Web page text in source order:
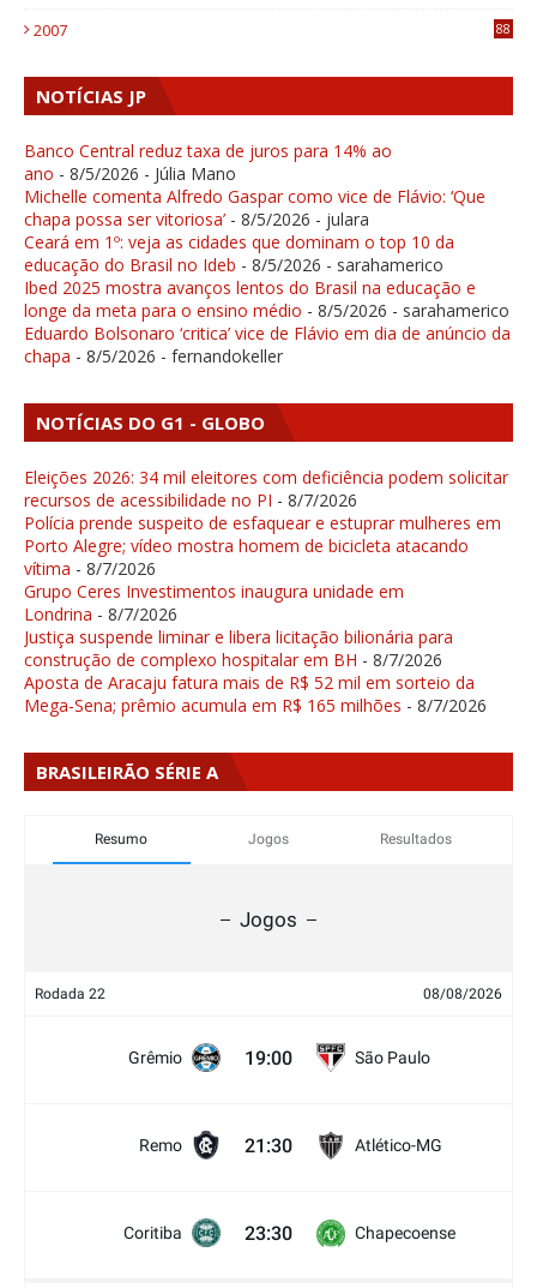
2007 88
NOTÍCIAS JP
Banco Central reduz taxa de juros para 14% ao
ano - 8/5/2026 - Júlia Mano
Michelle comenta Alfredo Gaspar como vice de Flávio: ‘Que
chapa possa ser vitoriosa’ - 8/5/2026 - julara
Ceará em 1º: veja as cidades que dominam o top 10 da
educação do Brasil no Ideb - 8/5/2026 - sarahamerico
Ibed 2025 mostra avanços lentos do Brasil na educação e
longe da meta para o ensino médio - 8/5/2026 - sarahamerico
Eduardo Bolsonaro ‘critica’ vice de Flávio em dia de anúncio da
chapa - 8/5/2026 - fernandokeller
NOTÍCIAS DO G1 - GLOBO
Eleições 2026: 34 mil eleitores com deficiência podem solicitar
recursos de acessibilidade no PI - 8/7/2026
Polícia prende suspeito de esfaquear e estuprar mulheres em
Porto Alegre; vídeo mostra homem de bicicleta atacando
vítima - 8/7/2026
Grupo Ceres Investimentos inaugura unidade em
Londrina - 8/7/2026
Justiça suspende liminar e libera licitação bilionária para
construção de complexo hospitalar em BH - 8/7/2026
Aposta de Aracaju fatura mais de R$ 52 mil em sorteio da
Mega-Sena; prêmio acumula em R$ 165 milhões - 8/7/2026
BRASILEIRÃO SÉRIE A
Resumo Jogos Resultados
Jogos
Rodada 22 08/08/2026
Grêmio 19:00 São Paulo
Remo 21:30 Atlético-MG
Coritiba 23:30 Chapecoense